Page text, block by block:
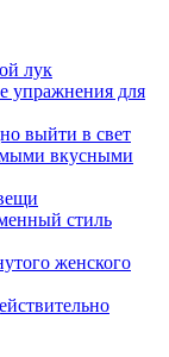
лук
упражнения для
выйти в свет
вкусными
стиль
женского